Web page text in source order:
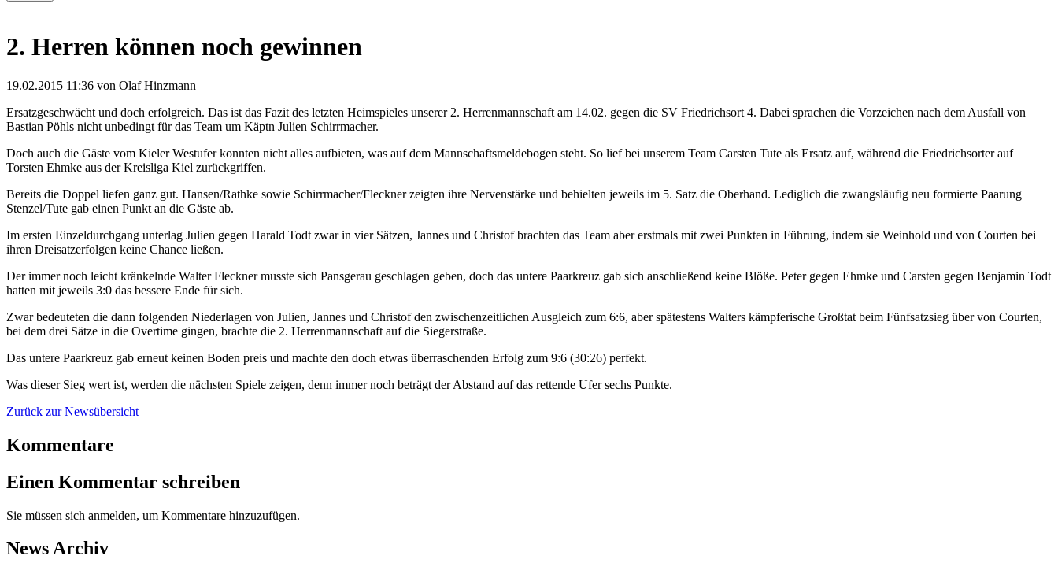
2. Herren können noch gewinnen
19.02.2015 11:36 von Olaf Hinzmann
Ersatzgeschwächt und doch erfolgreich. Das ist das Fazit des letzten Heimspieles unserer 2. Herrenmannschaft am 14.02. gegen die SV Friedrichsort 4. Dabei sprachen die Vorzeichen nach dem Ausfall von
Bastian Pöhls nicht unbedingt für das Team um Käptn Julien Schirrmacher.
Doch auch die Gäste vom Kieler Westufer konnten nicht alles aufbieten, was auf dem Mannschaftsmeldebogen steht. So lief bei unserem Team Carsten Tute als Ersatz auf, während die Friedrichsorter auf
Torsten Ehmke aus der Kreisliga Kiel zurückgriffen.
Bereits die Doppel liefen ganz gut. Hansen/Rathke sowie Schirrmacher/Fleckner zeigten ihre Nervenstärke und behielten jeweils im 5. Satz die Oberhand. Lediglich die zwangsläufig neu formierte Paarung
Stenzel/Tute gab einen Punkt an die Gäste ab.
Im ersten Einzeldurchgang unterlag Julien gegen Harald Todt zwar in vier Sätzen, Jannes und Christof brachten das Team aber erstmals mit zwei Punkten in Führung, indem sie Weinhold und von Courten bei
ihren Dreisatzerfolgen keine Chance ließen.
Der immer noch leicht kränkelnde Walter Fleckner musste sich Pansgerau geschlagen geben, doch das untere Paarkreuz gab sich anschließend keine Blöße. Peter gegen Ehmke und Carsten gegen Benjamin Todt
hatten mit jeweils 3:0 das bessere Ende für sich.
Zwar bedeuteten die dann folgenden Niederlagen von Julien, Jannes und Christof den zwischenzeitlichen Ausgleich zum 6:6, aber spätestens Walters kämpferische Großtat beim Fünfsatzsieg über von Courten,
bei dem drei Sätze in die Overtime gingen, brachte die 2. Herrenmannschaft auf die Siegerstraße.
Das untere Paarkreuz gab erneut keinen Boden preis und machte den doch etwas überraschenden Erfolg zum 9:6 (30:26) perfekt.
Was dieser Sieg wert ist, werden die nächsten Spiele zeigen, denn immer noch beträgt der Abstand auf das rettende Ufer sechs Punkte.
Zurück zur Newsübersicht
Kommentare
Einen Kommentar schreiben
Sie müssen sich anmelden, um Kommentare hinzuzufügen.
News Archiv